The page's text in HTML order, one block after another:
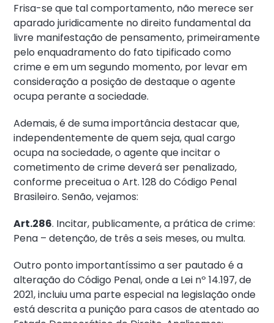
Frisa-se que tal comportamento, não merece ser
aparado juridicamente no direito fundamental da
livre manifestação de pensamento, primeiramente
pelo enquadramento do fato tipificado como
crime e em um segundo momento, por levar em
consideração a posição de destaque o agente
ocupa perante a sociedade.
Ademais, é de suma importância destacar que,
independentemente de quem seja, qual cargo
ocupa na sociedade, o agente que incitar o
cometimento de crime deverá ser penalizado,
conforme preceitua o Art. 128 do Código Penal
Brasileiro. Senão, vejamos:
Art.286. Incitar, publicamente, a prática de crime:
Pena – detenção, de três a seis meses, ou multa.
Outro ponto importantíssimo a ser pautado é a
alteração do Código Penal, onde a Lei nº 14.197, de
2021, incluiu uma parte especial na legislação onde
está descrita a punição para casos de atentado ao